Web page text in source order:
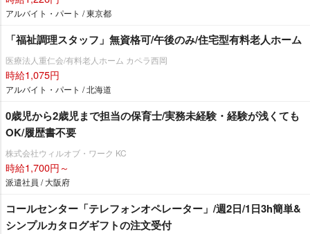
アルバイト・パート / 東京都
「福祉調理スタッフ」無資格可/午後のみ/住宅型有料老人ホーム
医療法人重仁会/有料老人ホーム カペラ西岡
時給1,075円
アルバイト・パート / 北海道
0歳児から2歳児まで担当の保育士/実務未経験・経験が浅くても
OK/履歴書不要
株式会社ウィルオブ・ワーク KC
時給1,700円～
派遣社員 / 大阪府
コールセンター「テレフォンオペレーター」/週2日/1日3h簡単&
シンプルカタログギフトの注文受付